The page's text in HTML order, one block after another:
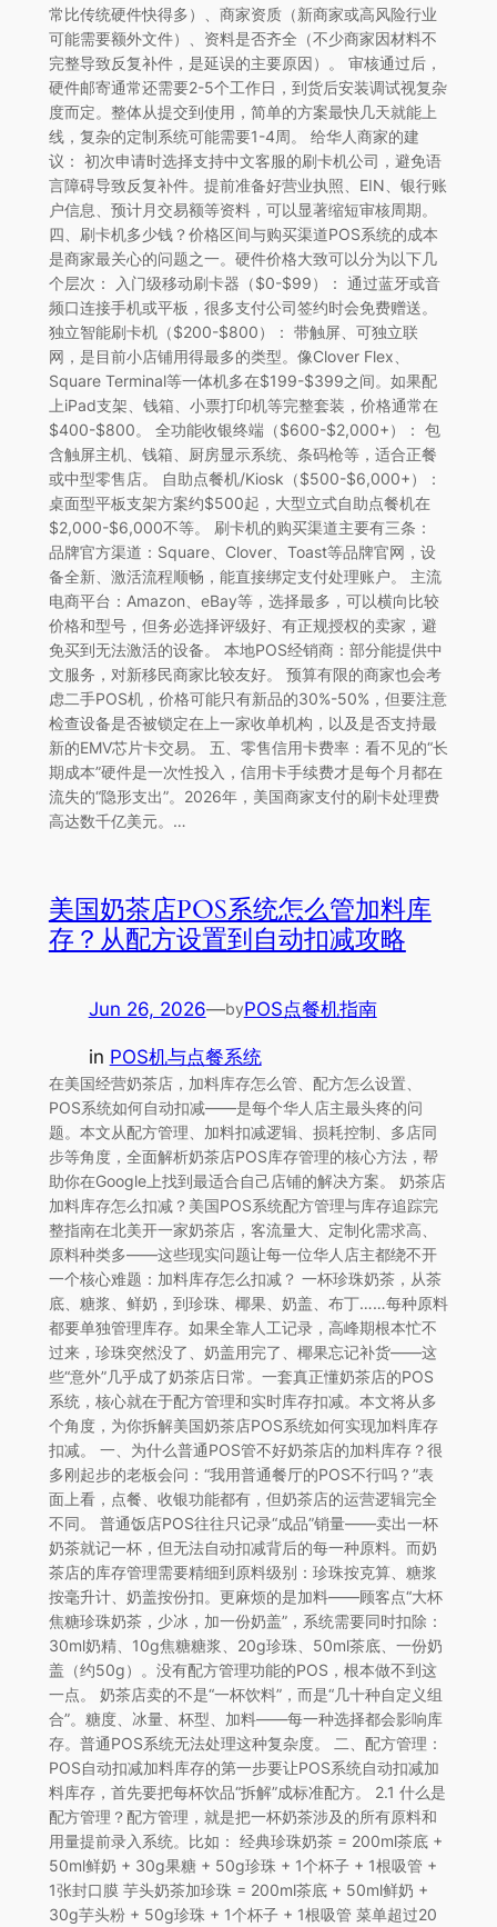
常比传统硬件快得多）、商家资质（新商家或高风险行业
可能需要额外文件）、资料是否齐全（不少商家因材料不
完整导致反复补件，是延误的主要原因）。 审核通过后，
硬件邮寄通常还需要2-5个工作日，到货后安装调试视复杂
度而定。整体从提交到使用，简单的方案最快几天就能上
线，复杂的定制系统可能需要1-4周。 给华人商家的建
议： 初次申请时选择支持中文客服的刷卡机公司，避免语
言障碍导致反复补件。提前准备好营业执照、EIN、银行账
户信息、预计月交易额等资料，可以显著缩短审核周期。
四、刷卡机多少钱？价格区间与购买渠道POS系统的成本
是商家最关心的问题之一。硬件价格大致可以分为以下几
个层次： 入门级移动刷卡器（$0-$99）： 通过蓝牙或音
频口连接手机或平板，很多支付公司签约时会免费赠送。
独立智能刷卡机（$200-$800）： 带触屏、可独立联
网，是目前小店铺用得最多的类型。像Clover Flex、
Square Terminal等一体机多在$199-$399之间。如果配
上iPad支架、钱箱、小票打印机等完整套装，价格通常在
$400-$800。 全功能收银终端（$600-$2,000+）： 包
含触屏主机、钱箱、厨房显示系统、条码枪等，适合正餐
或中型零售店。 自助点餐机/Kiosk（$500-$6,000+）：
桌面型平板支架方案约$500起，大型立式自助点餐机在
$2,000-$6,000不等。 刷卡机的购买渠道主要有三条：
品牌官方渠道：Square、Clover、Toast等品牌官网，设
备全新、激活流程顺畅，能直接绑定支付处理账户。 主流
电商平台：Amazon、eBay等，选择最多，可以横向比较
价格和型号，但务必选择评级好、有正规授权的卖家，避
免买到无法激活的设备。 本地POS经销商：部分能提供中
文服务，对新移民商家比较友好。 预算有限的商家也会考
虑二手POS机，价格可能只有新品的30%-50%，但要注意
检查设备是否被锁定在上一家收单机构，以及是否支持最
新的EMV芯片卡交易。 五、零售信用卡费率：看不见的“长
期成本”硬件是一次性投入，信用卡手续费才是每个月都在
流失的“隐形支出”。2026年，美国商家支付的刷卡处理费
高达数千亿美元。…
美国奶茶店POS系统怎么管加料库
存？从配方设置到自动扣减攻略
Jun 26, 2026—byPOS点餐机指南
in POS机与点餐系统
在美国经营奶茶店，加料库存怎么管、配方怎么设置、
POS系统如何自动扣减——是每个华人店主最头疼的问
题。本文从配方管理、加料扣减逻辑、损耗控制、多店同
步等角度，全面解析奶茶店POS库存管理的核心方法，帮
助你在Google上找到最适合自己店铺的解决方案。 奶茶店
加料库存怎么扣减？美国POS系统配方管理与库存追踪完
整指南在北美开一家奶茶店，客流量大、定制化需求高、
原料种类多——这些现实问题让每一位华人店主都绕不开
一个核心难题：加料库存怎么扣减？ 一杯珍珠奶茶，从茶
底、糖浆、鲜奶，到珍珠、椰果、奶盖、布丁……每种原料
都要单独管理库存。如果全靠人工记录，高峰期根本忙不
过来，珍珠突然没了、奶盖用完了、椰果忘记补货——这
些“意外”几乎成了奶茶店日常。一套真正懂奶茶店的POS
系统，核心就在于配方管理和实时库存扣减。本文将从多
个角度，为你拆解美国奶茶店POS系统如何实现加料库存
扣减。 一、为什么普通POS管不好奶茶店的加料库存？很
多刚起步的老板会问：“我用普通餐厅的POS不行吗？”表
面上看，点餐、收银功能都有，但奶茶店的运营逻辑完全
不同。 普通饭店POS往往只记录“成品”销量——卖出一杯
奶茶就记一杯，但无法自动扣减背后的每一种原料。而奶
茶店的库存管理需要精细到原料级别：珍珠按克算、糖浆
按毫升计、奶盖按份扣。更麻烦的是加料——顾客点“大杯
焦糖珍珠奶茶，少冰，加一份奶盖”，系统需要同时扣除：
30ml奶精、10g焦糖糖浆、20g珍珠、50ml茶底、一份奶
盖（约50g）。没有配方管理功能的POS，根本做不到这
一点。 奶茶店卖的不是“一杯饮料”，而是“几十种自定义组
合”。糖度、冰量、杯型、加料——每一种选择都会影响库
存。普通POS系统无法处理这种复杂度。 二、配方管理：
POS自动扣减加料库存的第一步要让POS系统自动扣减加
料库存，首先要把每杯饮品“拆解”成标准配方。 2.1 什么是
配方管理？配方管理，就是把一杯奶茶涉及的所有原料和
用量提前录入系统。比如： 经典珍珠奶茶 = 200ml茶底 +
50ml鲜奶 + 30g果糖 + 50g珍珠 + 1个杯子 + 1根吸管 +
1张封口膜 芋头奶茶加珍珠 = 200ml茶底 + 50ml鲜奶 +
30g芋头粉 + 50g珍珠 + 1个杯子 + 1根吸管 菜单超过20